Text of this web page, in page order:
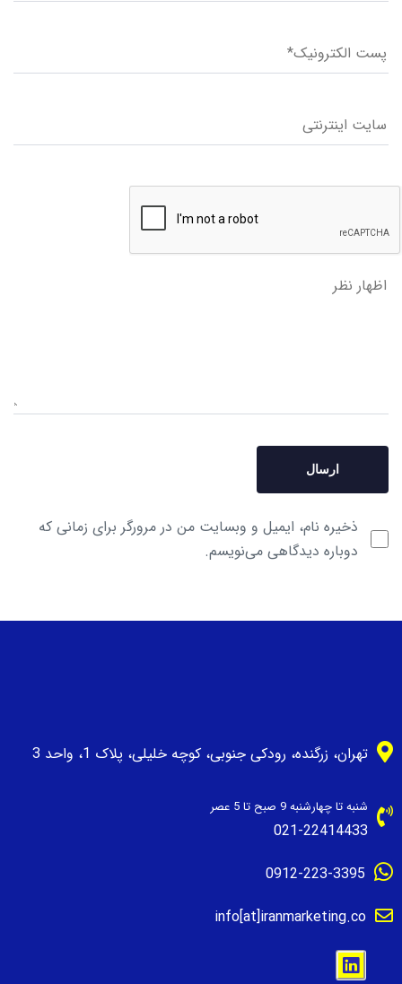
ذخیره نام، ایمیل و وبسایت من در مرورگر برای زمانی که
دوباره دیدگاهی می‌نویسم.
تهران، زرگنده، رودکی جنوبی، کوچه خلیلی، پلاک 1، واحد 3
شنبه تا چهارشنبه 9 صبح تا 5 عصر
021-22414433
0912-223-3395
info[at]iranmarketing.co